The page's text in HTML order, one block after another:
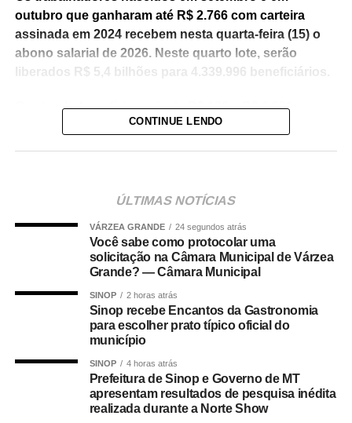
outubro que ganharam até R$ 2.766 com carteira
assinada em 2024 recebem nesta quarta-feira (15) o
abono salarial de 2026. Neste quarto lote, serão
liberados R$ 5,4 bilhões para 4.339.996 beneficiários.
O valor do benefício varia de R$ 136 a R$ 1.621,
conforme a quantidade de meses trabalhados em
Quem recebe neste lote
Do total de contemplados em maio:
• 3.840.487 são trabalhadores da iniciativa privada,
inscritos no Programa de Integração Social (PIS), com
pagamento feito pela Caixa Econômica Federal,
somando R$ 4,8 bilhões;
• 499.509 são servidores públicos, inscritos no Programa
de Formação do Patrimônio do Servidor Público (Pasep),
pagos pelo Banco do Brasil, com total de cerca de R$
CONTINUE LENDO
ÚLTIMAS NOTÍCIAS
VÁRZEA GRANDE 24 segundos atrás
Você sabe como protocolar uma
solicitação na Câmara Municipal de Várzea
Grande? — Câmara Municipal
SINOP 2 horas atrás
Sinop recebe Encantos da Gastronomia
para escolher prato típico oficial do
município
SINOP 4 horas atrás
Prefeitura de Sinop e Governo de MT
apresentam resultados de pesquisa inédita
realizada durante a Norte Show